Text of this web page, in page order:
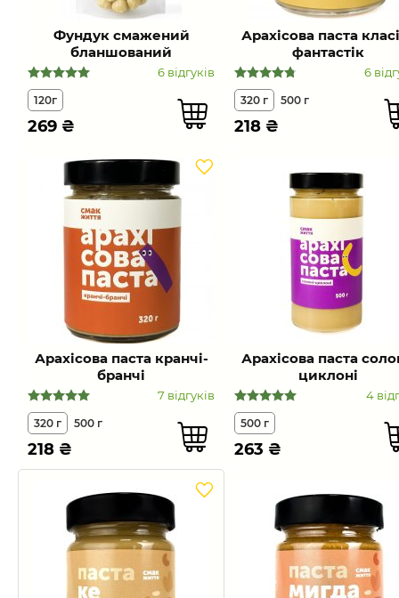
Фундук смажений
бланшований
6 відгуків
120г
269 ₴
Арахісова паста
фантастік
6
320 г 500 г
218 ₴
Арахісова паста кранчі-
бранчі
7 відгуків
320 г 500 г
218 ₴
Арахісова паста
циклоні
4
500 г
263 ₴